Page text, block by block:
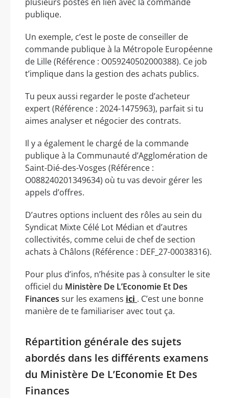
publique.
Un exemple, c’est le poste de conseiller de
commande publique à la Métropole Européenne
de Lille (Référence : O059240502000388). Ce job
t’implique dans la gestion des achats publics.
Tu peux aussi regarder le poste d’acheteur
expert (Référence : 2024-1475963), parfait si tu
aimes analyser et négocier des contrats.
Il y a également le chargé de la commande
publique à la Communauté d’Agglomération de
Saint-Dié-des-Vosges (Référence :
O088240201349634) où tu vas devoir gérer les
appels d’offres.
D’autres options incluent des rôles au sein du
Syndicat Mixte Célé Lot Médian et d’autres
collectivités, comme celui de chef de section
achats à Châlons (Référence : DEF_27-00038316).
Pour plus d’infos, n’hésite pas à consulter le site
officiel du Ministère De L’Economie Et Des
Finances sur les examens ici . C’est une bonne
manière de te familiariser avec tout ça.
Répartition générale des sujets
abordés dans les différents examens
du Ministère De L’Economie Et Des
Finances